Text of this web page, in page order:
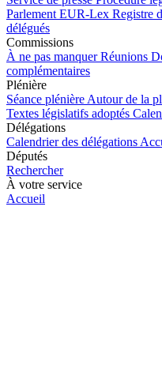
Parlement EUR-Lex Registre
délégués
Commissions
À ne pas manquer Réunions
complémentaires
Plénière
Séance plénière Autour de la
Textes législatifs adoptés
Délégations
Calendrier des délégations
Députés
Rechercher
À votre service
Accueil